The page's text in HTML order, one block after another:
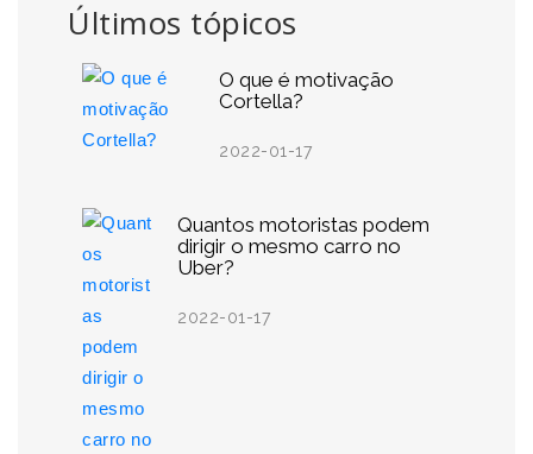
Últimos tópicos
O que é motivação
Cortella?
2022-01-17
Quantos motoristas podem
dirigir o mesmo carro no
Uber?
2022-01-17